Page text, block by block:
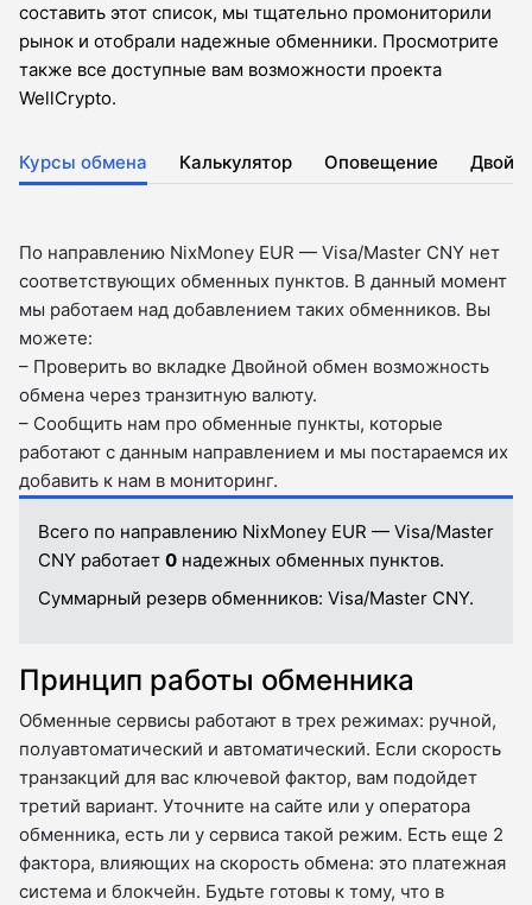
составить этот список, мы тщательно промониторили
рынок и отобрали надежные обменники. Просмотрите
также все доступные вам возможности проекта
WellCrypto.
Курсы обмена Калькулятор Оповещение
По направлению NixMoney EUR — Visa/Master CNY нет
соответствующих обменных пунктов. В данный момент
мы работаем над добавлением таких обменников. Вы
можете:
– Проверить во вкладкe Двойной обмен возможность
обмена через транзитную валюту.
– Сообщить нам про обменные пункты, которые
работают с данным направлением и мы постараемся их
добавить к нам в мониторинг.
Всего по направлению NixMoney EUR — Visa/Master
CNY работает 0 надежных обменных пунктов.
Суммарный резерв обменников: Visa/Master CNY.
Принцип работы обменника
Обменные сервисы работают в трех режимах: ручной,
полуавтоматический и автоматический. Если скорость
транзакций для вас ключевой фактор, вам подойдет
третий вариант. Уточните на сайте или у оператора
обменника, есть ли у сервиса такой режим. Есть еще 2
фактора, влияющих на скорость обмена: это платежная
система и блокчейн. Будьте готовы к тому, что в